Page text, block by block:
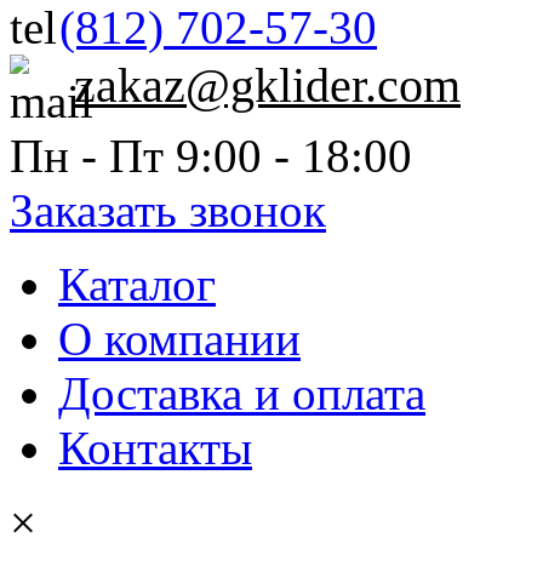
(812) 702-57-30
zakaz@gklider.com
Пн - Пт 9:00 - 18:00
Заказать звонок
Каталог
О компании
Доставка и оплата
Контакты
×